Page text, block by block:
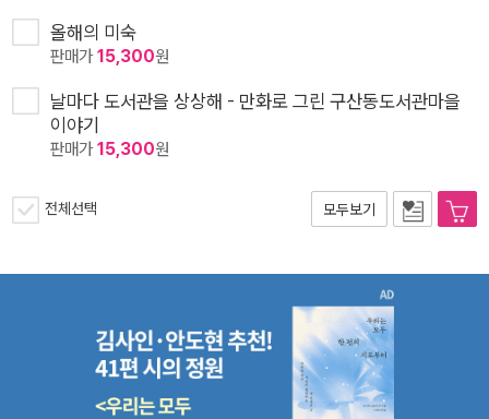
올해의 미숙
판매가15,300원
날마다 도서관을 상상해 - 만화로 그린 구산동도서관마을
이야기
판매가15,300원
전체선택 모두보기